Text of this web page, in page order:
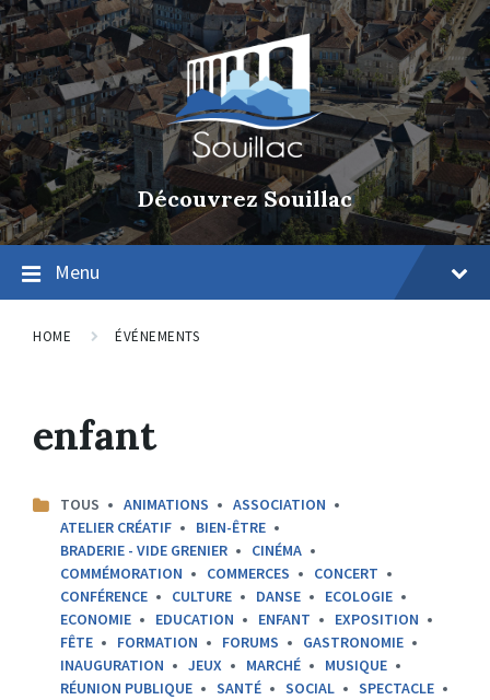
Découvrez Souillac
Menu
HOME ÉVÉNEMENTS
enfant
CATEGORIES:
TOUS ANIMATIONS
ASSOCIATION
ATELIER CRÉATIF
BIEN-ÊTRE
BRADERIE - VIDE GRENIER
CINÉMA
COMMÉMORATION
COMMERCES
CONCERT
CONFÉRENCE
CULTURE DANSE
ECOLOGIE
ECONOMIE
EDUCATION ENFANT
EXPOSITION
FÊTE
FORMATION FORUMS
GASTRONOMIE
INAUGURATION
JEUX MARCHÉ
MUSIQUE
RÉUNION PUBLIQUE
SANTÉ SOCIAL
SPECTACLE